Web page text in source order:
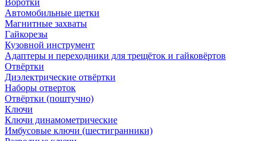
Воротки
Автомобильные щетки
Магнитные захваты
Гайкорезы
Кузовной инструмент
Адаптеры и переходники для трещёток и гайковёртов
Отвёртки
Диэлектрические отвёртки
Наборы отверток
Отвёртки (поштучно)
Ключи
Ключи динамометрические
Имбусовые ключи (шестигранники)